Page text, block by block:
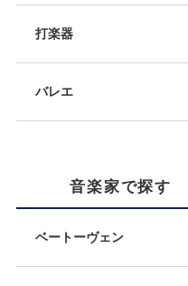
打楽器
バレエ
音楽家で探す
ベートーヴェン